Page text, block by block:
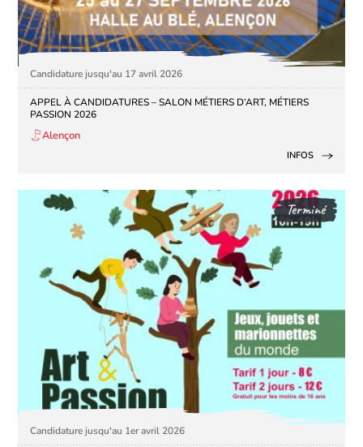
Candidature jusqu'au 17 avril 2026
APPEL À CANDIDATURES – SALON MÉTIERS D’ART, MÉTIERS
PASSION 2026
Alençon
INFOS
Terminé
Candidature jusqu'au 1er avril 2026